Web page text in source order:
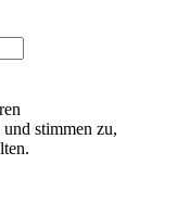
und stimmen zu,